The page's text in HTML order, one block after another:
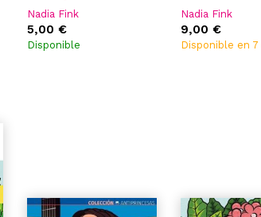
Nadia Fink
5,00 €
Disponible
Nadia Fink
9,00 €
Disponible en 7